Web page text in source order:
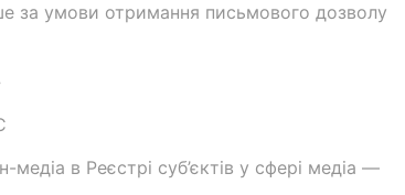
за умови отримання письмового дозволу
медіа в Реєстрі суб’єктів у сфері медіа —